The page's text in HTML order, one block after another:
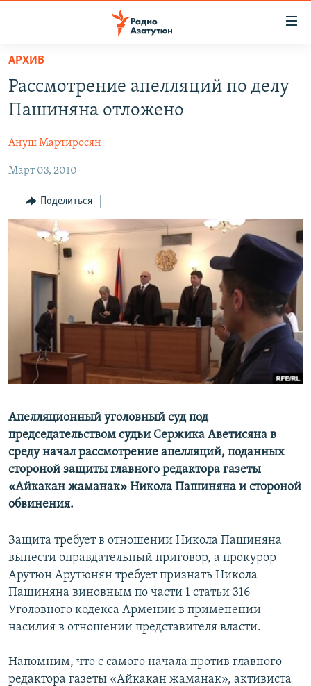
Перейти
основному
содержанию
навигации
Перейти
поиску
ОБЩЕСТВО
ЭКОНОМИКА
РЕГИОН
НАГОРНЫЙ КАРАБАХ
КУЛЬТУРА
СПОРТ
АРХИВ
Հայերեն
English
Русский
Все сайты Радио Азатутюн
АРХИВ
Рассмотрение апелляций по делу
Пашиняна отложено
Ануш Мартиросян
Март 03, 2010
Поделиться
Апелляционный уголовный суд под
председательством судьи Сержика Аветисяна в
среду начал рассмотрение апелляций, поданных
стороной защиты главного редактора газеты
«Айкакан жаманак» Никола Пашиняна и стороной
обвинения.
Защита требует в отношении Никола Пашиняна
вынести оправдательный приговор, а прокурор
Арутюн Арутюнян требует признать Никола
Пашиняна виновным по части 1 статьи 316
Уголовного кодекса Армении в применении
насилия в отношении представителя власти.
Напомним, что с самого начала против главного
редактора газеты «Айкакан жаманак», активиста